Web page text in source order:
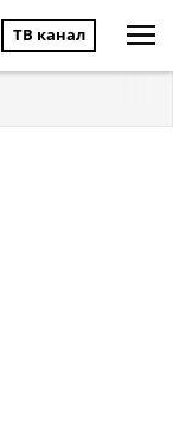
ТВ канал